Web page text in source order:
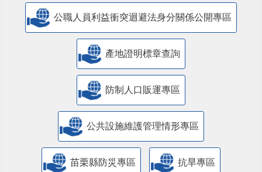
公職人員利益衝突迴避法身分關係公開專區
產地證明標章查詢
防制人口販運專區
​公共設施維護管理情形專區
苗栗縣防災專區 抗旱專區